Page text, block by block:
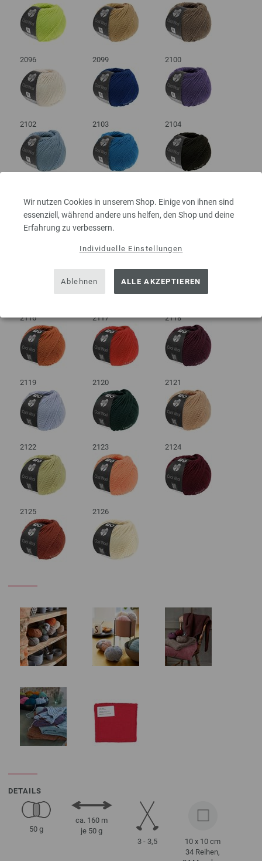
Wir nutzen Cookies in unserem Shop. Einige von ihnen sind
essenziell, während andere uns helfen, den Shop und deine
Erfahrung zu verbessern.
Individuelle Einstellungen
Ablehnen ALLE AKZEPTIEREN
2096 2099 2100
2102 2103 2104
2113 2114
2116 2117 2118
2119 2120 2121
2122 2123 2124
2125 2126
DETAILS
50 g
ca. 160 m
je 50 g
3 - 3,5
10 x 10 cm
34 Reihen,